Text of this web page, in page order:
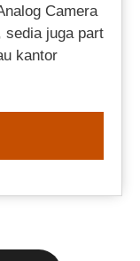
Camera
sedia juga part
kantor